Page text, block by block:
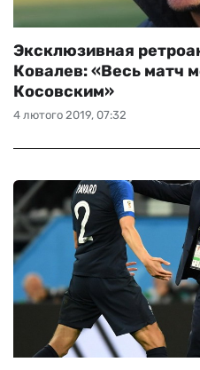
4 лютого 2019, 07:32
Эксклюзивная
Ковалев: «Весь матч
Косовским»